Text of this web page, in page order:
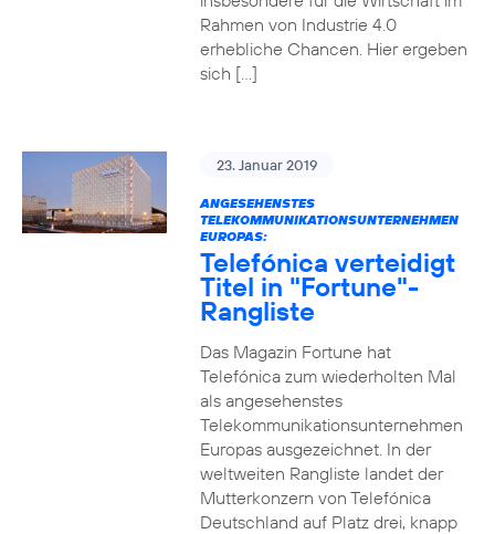
Rahmen von Industrie 4.0
erhebliche Chancen. Hier ergeben
sich […]
23. Januar 2019
ANGESEHENSTES
TELEKOMMUNIKATIONSUNTERNEHMEN
EUROPAS:
Telefónica verteidigt
Titel in "Fortune"-
Rangliste
Das Magazin Fortune hat
Telefónica zum wiederholten Mal
als angesehenstes
Telekommunikationsunternehmen
Europas ausgezeichnet. In der
weltweiten Rangliste landet der
Mutterkonzern von Telefónica
Deutschland auf Platz drei, knapp